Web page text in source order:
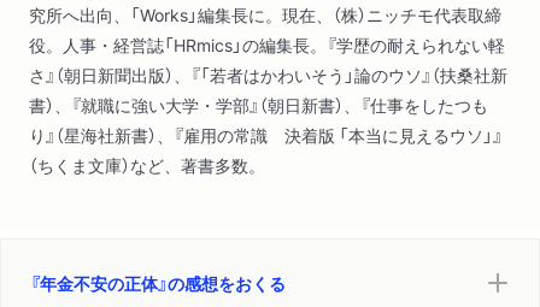
究所へ出向、「Works」編集長に。現在、（株）ニッチモ代表取締
役。人事・経営誌「HRmics」の編集長。『学歴の耐えられない軽
さ』（朝日新聞出版）、『「若者はかわいそう」論のウソ』（扶桑社新
書）、『就職に強い大学・学部』（朝日新書）、『仕事をしたつも
り』（星海社新書）、『雇用の常識 決着版 「本当に見えるウソ」』
（ちくま文庫）など、著書多数。
『年金不安の正体』の感想をおくる